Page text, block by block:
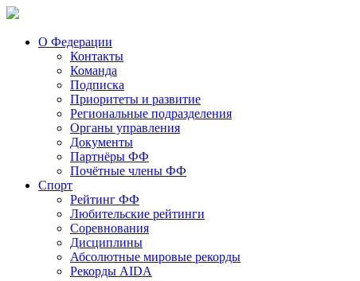
О Федерации
Контакты
Команда
Подписка
Приоритеты и развитие
Региональные подразделения
Органы управления
Документы
Партнёры ФФ
Почётные члены ФФ
Спорт
Рейтинг ФФ
Любительские рейтинги
Соревнования
Дисциплины
Абсолютные мировые рекорды
Рекорды AIDA